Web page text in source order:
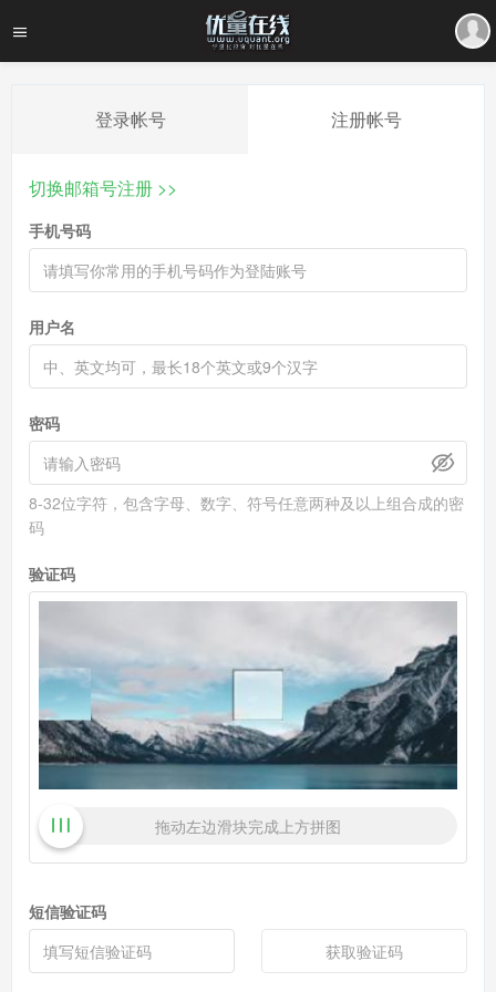
登录帐号 注册帐号
切换邮箱号注册 >>
手机号码
用户名
密码
8-32位字符，包含字母、数字、符号任意两种及以上组合成的密
码
验证码
拖动左边滑块完成上方拼图
短信验证码
获取验证码